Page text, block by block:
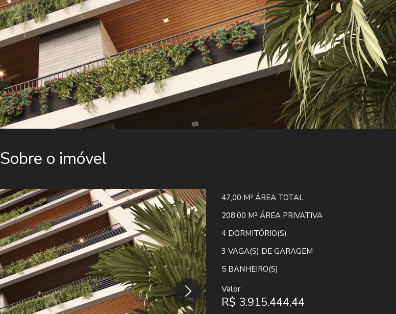
Sobre o imóvel
47,00 M² ÁREA TOTAL
208,00 M² ÁREA PRIVATIVA
4 DORMITÓRIO(S)
3 VAGA(S) DE GARAGEM
5 BANHEIRO(S)
Valor
R$ 3.915.444,44